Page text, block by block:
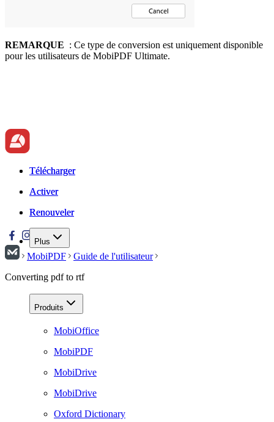
REMARQUE : Ce type de conversion est uniquement disponible
pour les utilisateurs de MobiPDF Ultimate.
Télécharger
Activer
Renouveler
Plus
Télécharger
Activer
Renouveler
MobiPDF
Guide de l'utilisateur
Converting pdf to rtf
Produits
MobiOffice
MobiPDF
MobiDrive
MobiDrive
Oxford Dictionary